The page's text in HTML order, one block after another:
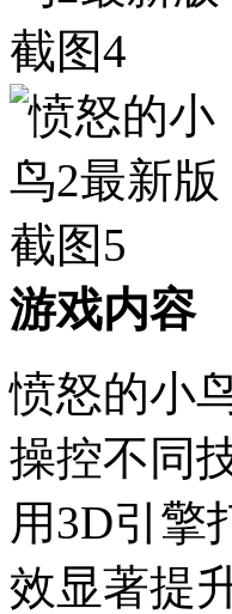
游戏内容
愤怒的小
操控不同
用3D引擎
效显著提